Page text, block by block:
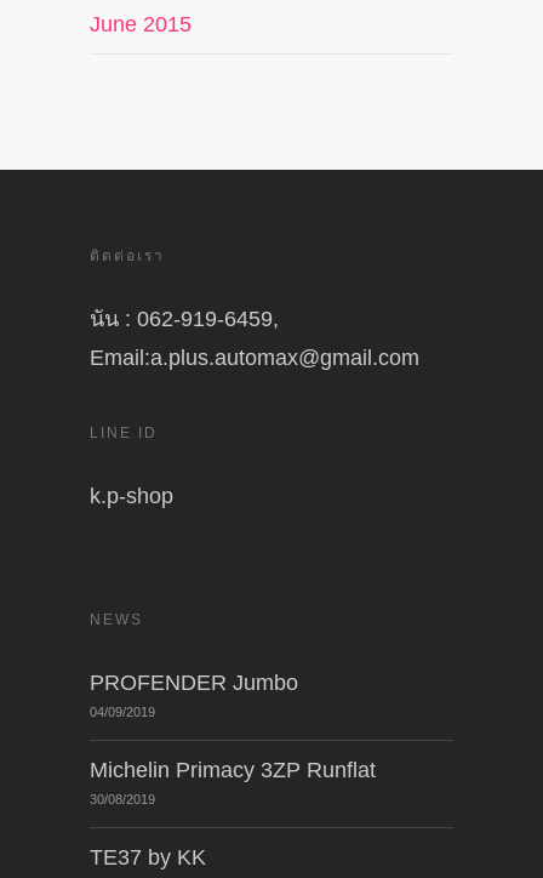
June 2015
ติดต่อเรา
นัน : 062-919-6459,
Email:a.plus.automax@gmail.com
LINE ID
k.p-shop
NEWS
PROFENDER Jumbo
04/09/2019
Michelin Primacy 3ZP Runflat
30/08/2019
TE37 by KK